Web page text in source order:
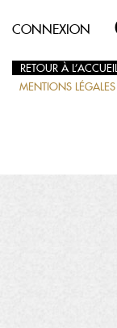
CONNEXION
RETOUR À L’ACCUEIL
MENTIONS LÉGALES